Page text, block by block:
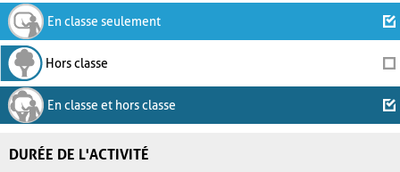
En classe seulement
Hors classe
En classe et hors classe
DURÉE DE L'ACTIVITÉ